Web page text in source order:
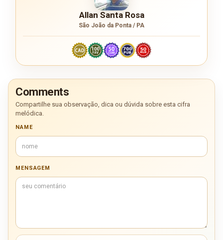
Allan Santa Rosa
São João da Ponta / PA
Comments
Compartilhe sua observação, dica ou dúvida sobre esta cifra
melódica.
NAME
MENSAGEM